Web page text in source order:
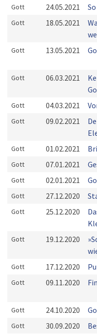
Gott 24.05.2021
Gott 18.05.2021
Gott 13.05.2021
Gott 06.03.2021
Gott 04.03.2021
Gott 09.02.2021
Gott 01.02.2021
Gott 07.01.2021
Gott 02.01.2021
Gott 27.12.2020
Gott 25.12.2020
Gott 19.12.2020
Gott 17.12.2020
Gott 09.11.2020
Gott 24.10.2020
Gott 30.09.2020